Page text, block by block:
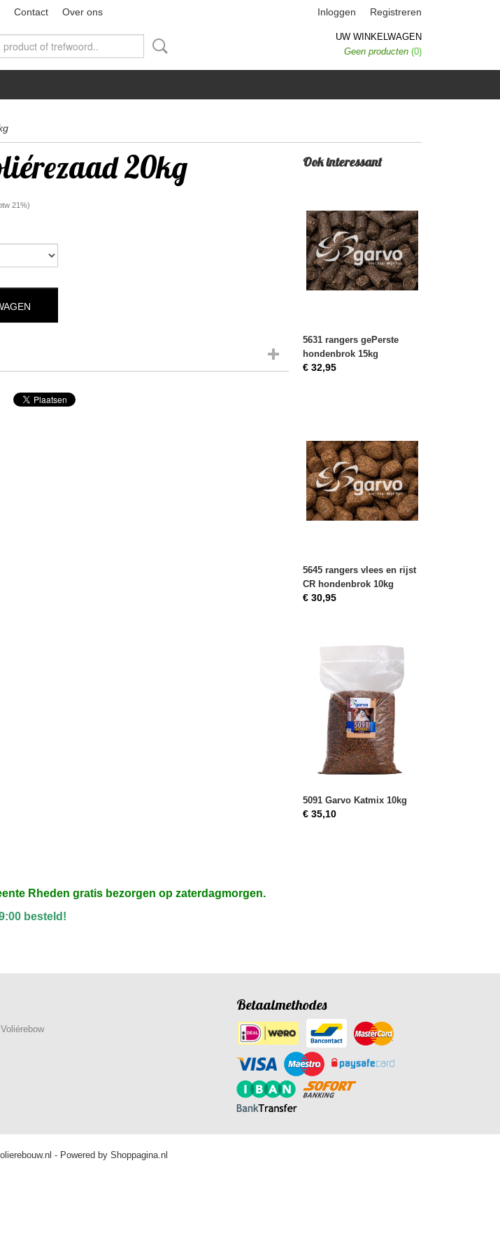
Contact Over ons Inloggen Registreren
UW WINKELWAGEN
Geen producten (0)
20kg
21%)
Ook interessant
5631 rangers gePerste
hondenbrok 15kg
€ 32,95
5645 rangers vlees en rijst
CR hondenbrok 10kg
€ 30,95
5091 Garvo Katmix 10kg
€ 35,10
Rheden gratis bezorgen op zaterdagmorgen.
besteld!
Betaalmethodes
- Powered by Shoppagina.nl